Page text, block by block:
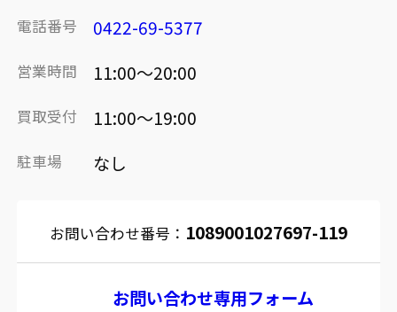
電話番号 0422-69-5377
営業時間 11:00～20:00
買取受付 11:00～19:00
駐車場 なし
お問い合わせ番号： 1089001027697-119
お問い合わせ専用フォーム